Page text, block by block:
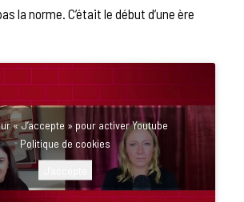
la norme. C’était le début d’une ère
« J’accepte » pour activer Youtube
Politique de cookies